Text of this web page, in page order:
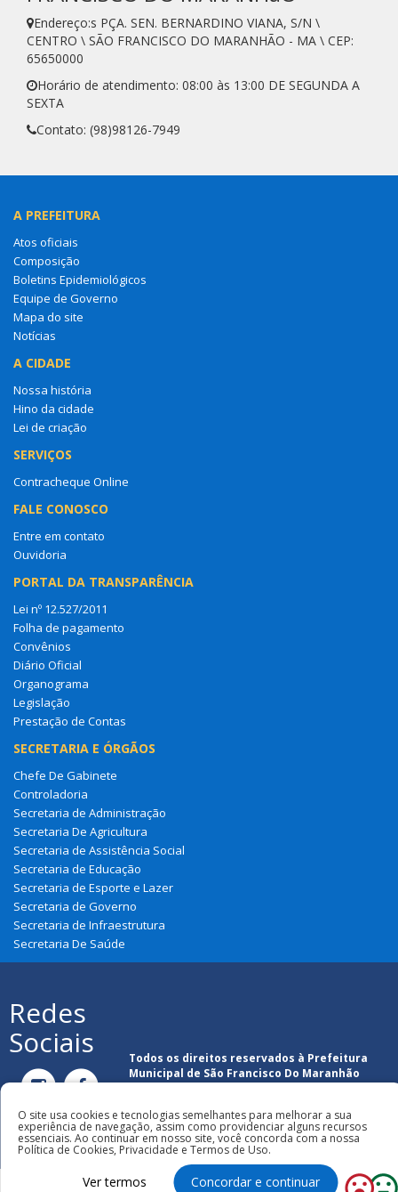
Endereço:s PÇA. SEN. BERNARDINO VIANA, S/N \
CENTRO \ SÃO FRANCISCO DO MARANHÃO - MA \ CEP:
65650000
Horário de atendimento: 08:00 às 13:00 DE SEGUNDA A
SEXTA
Contato: (98)98126-7949
A PREFEITURA
Atos oficiais
Composição
Boletins Epidemiológicos
Equipe de Governo
Mapa do site
Notícias
A CIDADE
Nossa história
Hino da cidade
Lei de criação
SERVIÇOS
Contracheque Online
FALE CONOSCO
Entre em contato
Ouvidoria
PORTAL DA TRANSPARÊNCIA
Lei nº 12.527/2011
Folha de pagamento
Convênios
Diário Oficial
Organograma
Legislação
Prestação de Contas
SECRETARIA E ÓRGÃOS
Chefe De Gabinete
Controladoria
Secretaria de Administração
Secretaria De Agricultura
Secretaria de Assistência Social
Secretaria de Educação
Secretaria de Esporte e Lazer
Secretaria de Governo
Secretaria de Infraestrutura
Secretaria De Saúde
Redes
Sociais
Todos os direitos reservados à Prefeitura
Municipal de São Francisco Do Maranhão
O site usa cookies e tecnologias semelhantes para melhorar a sua
experiência de navegação, assim como providenciar alguns recursos
essenciais. Ao continuar em nosso site, você concorda com a nossa
Política de Cookies, Privacidade e Termos de Uso.
Ver termos Concordar e continuar